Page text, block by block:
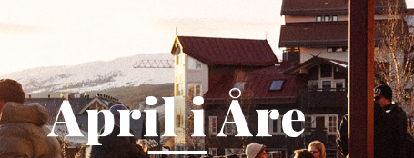
April i Åre